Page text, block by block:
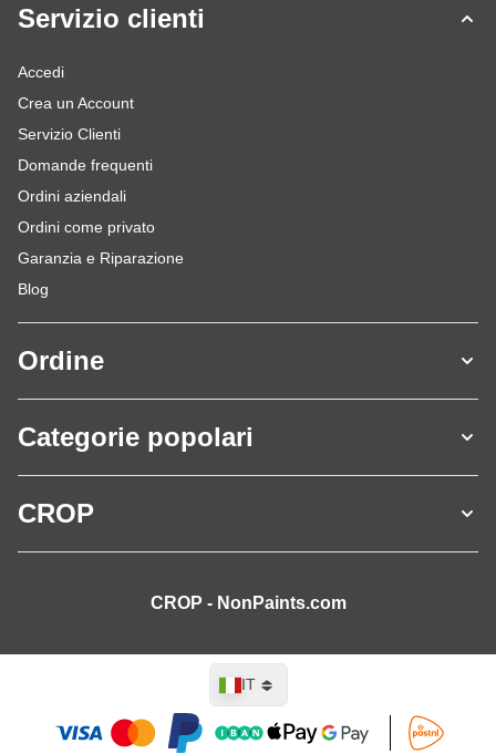
Servizio clienti
Accedi
Crea un Account
Servizio Clienti
Domande frequenti
Ordini aziendali
Ordini come privato
Garanzia e Riparazione
Blog
Ordine
Categorie popolari
CROP
CROP - NonPaints.com
Lingua
IT